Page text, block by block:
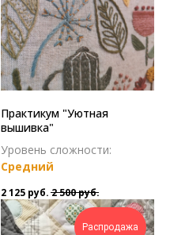
Практикум "Уютная
вышивка"
Уровень сложности:
Средний
2 125 руб. 2 500руб.
Распродажа